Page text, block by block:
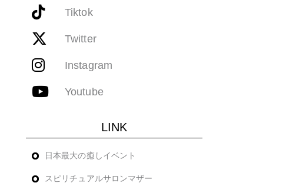
Tiktok
Twitter
Instagram
Youtube
LINK
日本最大の癒しイベント
スピリチュアルサロンマザー